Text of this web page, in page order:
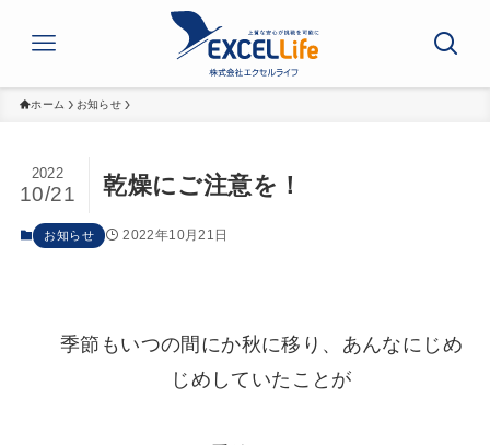
ホーム お知らせ
乾燥にご注意を！
2022
10/21
お知らせ 2022年10月21日
季節もいつの間にか秋に移り、あんなにじめ
じめしていたことが